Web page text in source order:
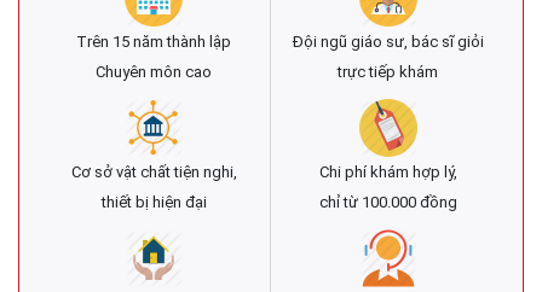
Trên 15 năm thành lập
Chuyên môn cao
Đội ngũ giáo sư, bác sĩ giỏi
trực tiếp khám
Cơ sở vật chất tiện nghi,
thiết bị hiện đại
Chi phí khám hợp lý,
chỉ từ 100.000 đồng